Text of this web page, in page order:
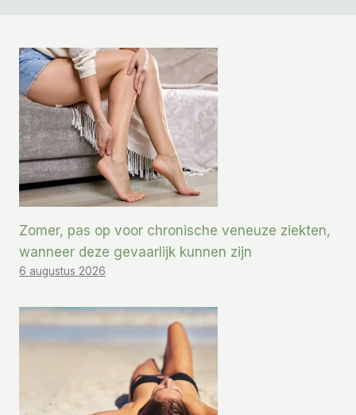
Zomer, pas op voor chronische veneuze ziekten,
wanneer deze gevaarlijk kunnen zijn
6 augustus 2026